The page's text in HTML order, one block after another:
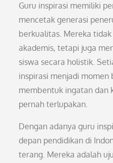
Guru inspirasi memiliki
mencetak generasi
berkualitas. Mereka
akademis, tetapi juga
siswa secara holistik.
inspirasi menjadi momen
membentuk ingatan dan
pernah terlupakan.
Dengan adanya guru
depan pendidikan di
terang. Mereka adalah